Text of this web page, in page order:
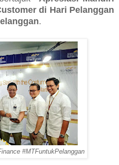
di Hari Pelanggan
.
#MTFuntukPelanggan